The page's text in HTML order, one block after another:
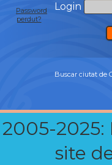
Login
Password
perdut?
Buscar ciutat de
2005-2025:
site